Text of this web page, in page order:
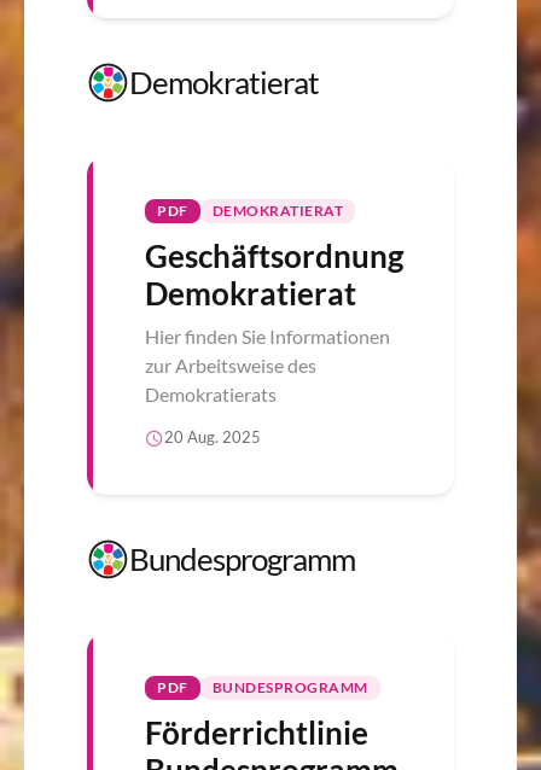
Demokratierat
PDF DEMOKRATIERAT
Geschäftsordnung
Demokratierat
Hier finden Sie Informationen
zur Arbeitsweise des
Demokratierats
20 Aug. 2025
Bundesprogramm
PDF BUNDESPROGRAMM
Förderrichtlinie